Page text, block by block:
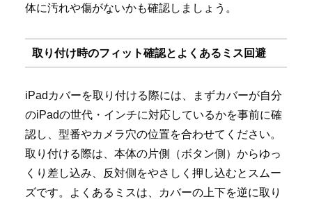
体に汚れや傷がないかも確認しましょう。
取り付け時のフィット確認とよくあるミス回避
iPadカバーを取り付ける際には、まずカバーが自分
のiPadの世代・インチに対応しているかを事前に確
認し、型番やカメラ穴の位置を合わせてください。
取り付ける際は、本体の片側（ボタン側）からゆっ
くり差し込み、反対側をやさしく押し込むとスムー
ズです。よくあるミスは、カバーの上下を逆に取り